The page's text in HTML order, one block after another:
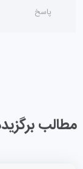
پاسخ
مطالب